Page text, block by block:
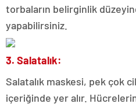
torbaların belirginlik
yapabilirsiniz.
3. Salatalık:
Salatalık maskesi, pek çok
içeriğinde yer alır.